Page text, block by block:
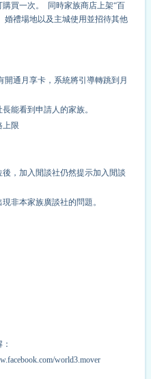
買一次。 同時家族商店上架“百
婚禮場地以及主城使用並招待其他
開通月享卡，系統將引導轉跳到月
能看到申請人的家族。
上限
後，加入閒談社仍然提示加入閒談
非本家族廣談社的問題。
world3.mover